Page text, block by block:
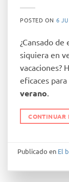
POSTED ON 6
¿Cansado
siquiera en
vacaciones?
eficaces
verano.
CONTINUAR
Publicado en El